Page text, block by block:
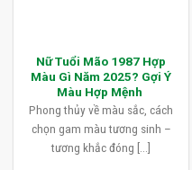
Nữ Tuổi Mão 1987 Hợp
Màu Gì Năm 2025? Gợi Ý
Màu Hợp Mệnh
Phong thủy về màu sắc, cách
chọn gam màu tương sinh –
tương khắc đóng [...]